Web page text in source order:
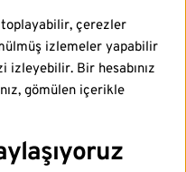
çerezler
izlemeler yapabilir
Bir hesabınız
gömülen içerikle